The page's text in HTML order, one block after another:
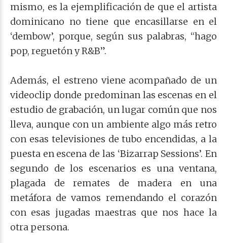
mismo, es la ejemplificación de que el artista
dominicano no tiene que encasillarse en el
‘dembow’, porque, según sus palabras, “hago
pop, reguetón y R&B”.
Además, el estreno viene acompañado de un
videoclip donde predominan las escenas en el
estudio de grabación, un lugar común que nos
lleva, aunque con un ambiente algo más retro
con esas televisiones de tubo encendidas, a la
puesta en escena de las ‘Bizarrap Sessions’. En
segundo de los escenarios es una ventana,
plagada de remates de madera en una
metáfora de vamos remendando el corazón
con esas jugadas maestras que nos hace la
otra persona.